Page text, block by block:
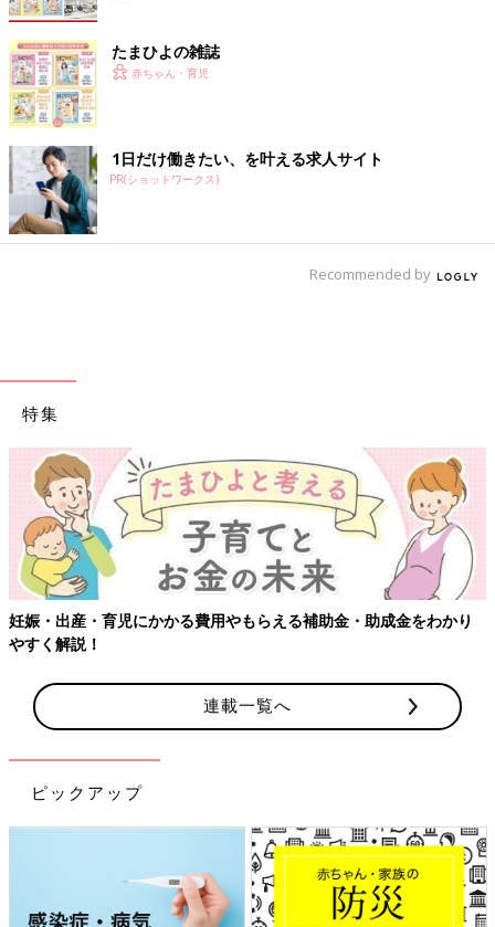
たまひよの雑誌
赤ちゃん・育児
1日だけ働きたい、を叶える求人サイト
PR(ショットワークス)
Recommended by
特集
妊娠・出産・育児にかかる費用やもらえる補助金・助成金をわかり
やすく解説！
連載一覧へ
ピックアップ